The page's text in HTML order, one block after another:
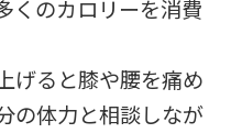
くのカロリーを消費
げると膝や腰を痛め
の体力と相談しなが